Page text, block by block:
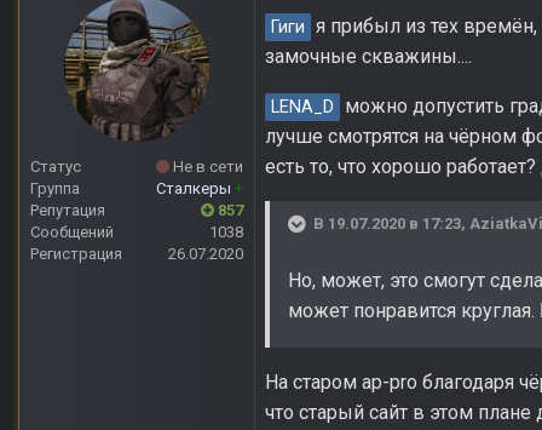
Статус
Не в сети
Группа
Сталкеры +
Репутация
857
Сообщений
1038
Регистрация
26.07.2020
Гиги я прибыл из тех
замочные скважины....
LENA_D
можно допустить
лучше смотрятся на чёрном
есть то, что хорошо
В 19.07.2020 в 17:23,
Но, может, это смогут
может понравится
На старом ap-pro благодаря
что старый сайт в этом